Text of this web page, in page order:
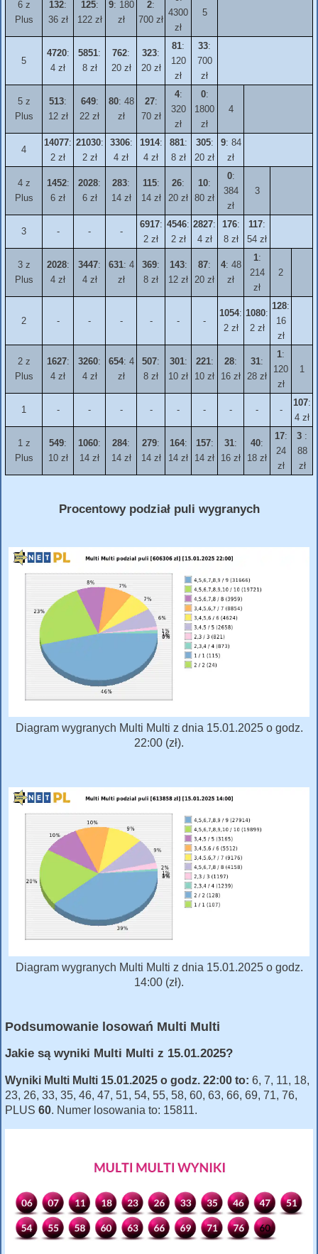
6 z
Plus
132:
36 zł
125:
122 zł
9: 180
zł
2:
700 zł
4300
zł
5
5
4720:
4 zł
5851:
8 zł
762:
20 zł
323:
20 zł
81:
120
zł
33:
700
zł
5 z
Plus
513:
12 zł
649:
22 zł
80: 48
zł
27:
70 zł
4:
320
zł
0:
1800
zł
4
4
14077:
2 zł
21030:
2 zł
3306:
4 zł
1914:
4 zł
881:
8 zł
305:
20 zł
9: 84
zł
4 z
Plus
1452:
6 zł
2028:
6 zł
283:
14 zł
115:
14 zł
26:
20 zł
10:
80 zł
0:
384
zł
3
3 - - -
6917:
2 zł
4546:
2 zł
2827:
4 zł
176:
8 zł
117:
54 zł
3 z
Plus
2028:
4 zł
3447:
4 zł
631: 4
zł
369:
8 zł
143:
12 zł
87:
20 zł
4: 48
zł
1:
214
zł
2
2 - - - - - -
1054:
2 zł
1080:
2 zł
128:
16
zł
2 z
Plus
1627:
4 zł
3260:
4 zł
654: 4
zł
507:
8 zł
301:
10 zł
221:
10 zł
28:
16 zł
31:
28 zł
1:
120
zł
1
1 - - - - - - - - -
107:
4 zł
1 z
Plus
549:
10 zł
1060:
14 zł
284:
14 zł
279:
14 zł
164:
14 zł
157:
14 zł
31:
16 zł
40:
18 zł
17:
24
zł
3 :
88
zł
Procentowy podział puli wygranych
Diagram wygranych Multi Multi z dnia 15.01.2025 o godz.
22:00 (zł).
Diagram wygranych Multi Multi z dnia 15.01.2025 o godz.
14:00 (zł).
Podsumowanie losowań Multi Multi
Jakie są wyniki Multi Multi z 15.01.2025?
Wyniki Multi Multi 15.01.2025 o godz. 22:00 to: 6, 7, 11, 18,
23, 26, 33, 35, 46, 47, 51, 54, 55, 58, 60, 63, 66, 69, 71, 76,
PLUS 60. Numer losowania to: 15811.